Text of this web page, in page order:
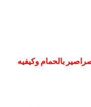
بالحمام وكيفيه